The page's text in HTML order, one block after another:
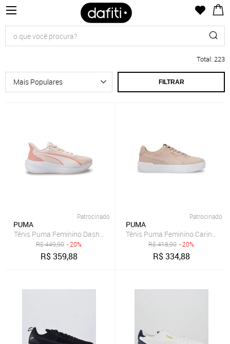
Total: 223
FILTRAR
Patrocinado
PUMA
Tênis Puma Feminino Dasher Lite Wns Bdp Rosa
R$449,90 - 20%
R$359,88
Patrocinado
PUMA
Tênis Puma Feminino Carina 3.0
R$418,90 - 20%
R$334,88